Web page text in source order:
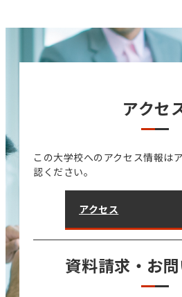
アクセ
この大学校へのアクセス情報は
認ください。
アクセス
資料請求・お